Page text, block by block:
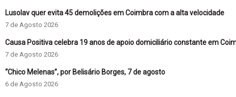
Lusolav quer evita 45 demolições em Coimbra com a alta velocidade
7 de Agosto 2026
Causa Positiva celebra 19 anos de apoio domiciliário constante em
7 de Agosto 2026
“Chico Melenas”, por Belisário Borges, 7 de agosto
6 de Agosto 2026